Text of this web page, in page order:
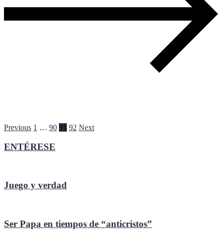
Paginación
de
Previous 1 … 90 91 92 Next
ENTÉRESE
Juego y verdad
Ser Papa en tiempos de “anticristos”